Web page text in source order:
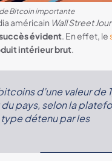
Bitcoin importante
américain Wall Street
évident. En effet, le
intérieur brut.
d’une valeur de
pays, selon la
détenu par les